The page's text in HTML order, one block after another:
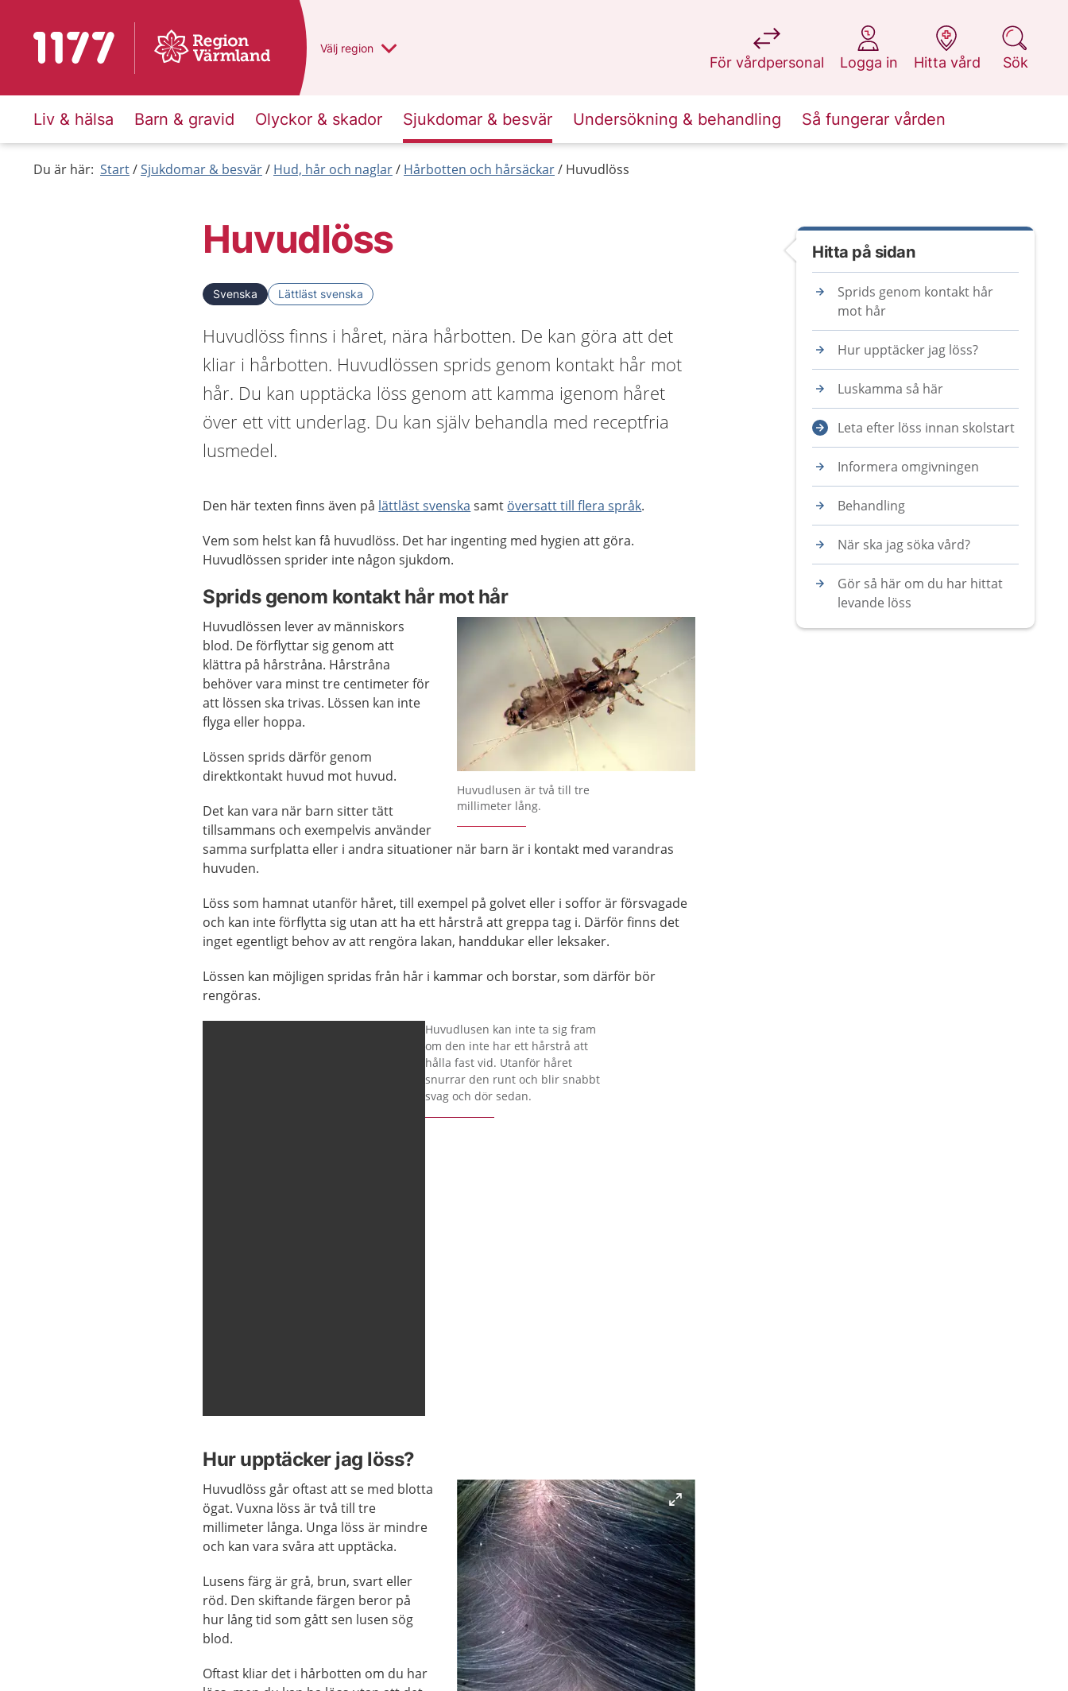
Till startsidan för 1177 Du har valt region
Välj en annan
region
För vårdpersonal
på 1177.se
Logga in
på 1177.se
Hitta vård
på 1177.se
Sök
på 1177.se
Liv & hälsa Barn & gravid Olyckor & skador Sjukdomar & besvär Undersökning & behandling Så fungerar vården
Du är här: Start Sjukdomar & besvär Hud, hår och naglar Hårbotten och hårsäckar Huvudlöss
Huvudlöss
Svenska Lättläst svenska
Huvudlöss finns i håret, nära hårbotten. De kan göra att det
kliar i hårbotten. Huvudlössen sprids genom kontakt hår mot
hår. Du kan upptäcka löss genom att kamma igenom håret
över ett vitt underlag. Du kan själv behandla med receptfria
lusmedel.
Den här texten finns även på lättläst svenska samt översatt till flera språk.
Vem som helst kan få huvudlöss. Det har ingenting med hygien att göra.
Huvudlössen sprider inte någon sjukdom.
Sprids genom kontakt hår mot hår
Huvudlusen är två till tre
millimeter lång.
Huvudlössen lever av människors
blod. De förflyttar sig genom att
klättra på hårstråna. Hårstråna
behöver vara minst tre centimeter för
att lössen ska trivas. Lössen kan inte
flyga eller hoppa.
Lössen sprids därför genom
direktkontakt huvud mot huvud.
Det kan vara när barn sitter tätt
tillsammans och exempelvis använder
samma surfplatta eller i andra situationer när barn är i kontakt med varandras
huvuden.
Löss som hamnat utanför håret, till exempel på golvet eller i soffor är försvagade
och kan inte förflytta sig utan att ha ett hårstrå att greppa tag i. Därför finns det
inget egentligt behov av att rengöra lakan, handdukar eller leksaker.
Lössen kan möjligen spridas från hår i kammar och borstar, som därför bör
rengöras.
Huvudlusen kan inte ta sig fram
om den inte har ett hårstrå att
hålla fast vid. Utanför håret
snurrar den runt och blir snabbt
svag och dör sedan.
Hur upptäcker jag löss?
Huvudlöss går oftast att se med blotta
ögat. Vuxna löss är två till tre
millimeter långa. Unga löss är mindre
och kan vara svåra att upptäcka.
Lusens färg är grå, brun, svart eller
röd. Den skiftande färgen beror på
hur lång tid som gått sen lusen sög
blod.
Oftast kliar det i hårbotten om du har
Hitta på sidan
Sprids genom kontakt hår
mot hår
Hur upptäcker jag löss?
Luskamma så här
Leta efter löss innan skolstart
Informera omgivningen
Behandling
När ska jag söka vård?
Gör så här om du har hittat
levande löss